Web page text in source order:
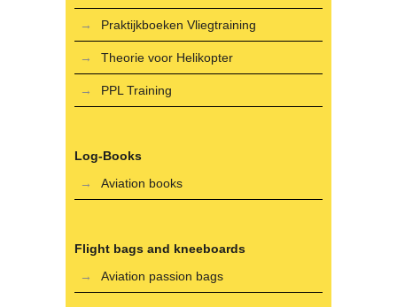
Praktijkboeken Vliegtraining
Theorie voor Helikopter
PPL Training
Log-Books
Aviation books
Flight bags and kneeboards
Aviation passion bags